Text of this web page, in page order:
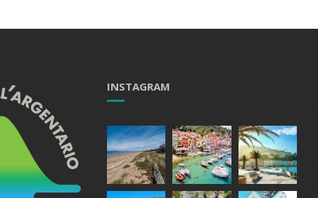
INSTAGRAM